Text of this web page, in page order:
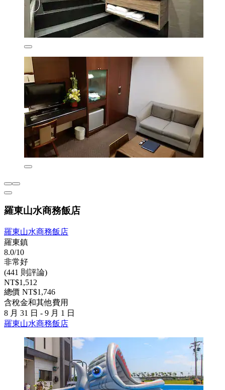
羅東山水商務飯店
羅東山水商務飯店
羅東鎮
8.0/10
非常好
(441 則評論)
NT$1,512
總價 NT$1,746
含稅金和其他費用
8 月 31 日 - 9 月 1 日
羅東山水商務飯店